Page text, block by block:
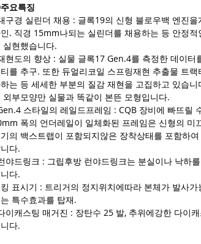
요특징
구경 실린더 채용 : 글록19의 신형 블로우백 엔진
. 직경 15mm나되는 실린더를 채용하는 등 안정
실현했습니다.
현도의 향상 : 실물 글록17 Gen.4를 측정한 데이터
를 추구. 또한 듀얼리코일 스프링재현 추출물 트
는 등 세세한 부분의 질감 재현을 고집하고 있습니
부모양만 실물과 똑같이 본뜬 모형입니다.
스타일의 레일드프레임 : CQB 장비에 빠뜨릴
폭의 언더레일이 일체화된 프레임은 신형의 미
의 백스트랩이 포함되지않은 장착상태를 포함하
다.
야드링크 : 그립후방 런야드링크는 분실이나 낙하
다.
표시기 : 트리거의 정지위치에따라 본체가 발사
특수효과를 탑재.
이캐스팅 매거진 : 장탄수 25 발, 추위에강한 다이
다.